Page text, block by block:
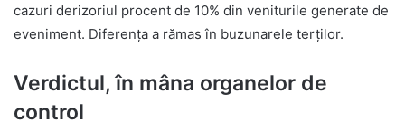
cazuri derizoriul procent de 10% din veniturile generate de
eveniment. Diferența a rămas în buzunarele terților.
Verdictul, în mâna organelor de
control